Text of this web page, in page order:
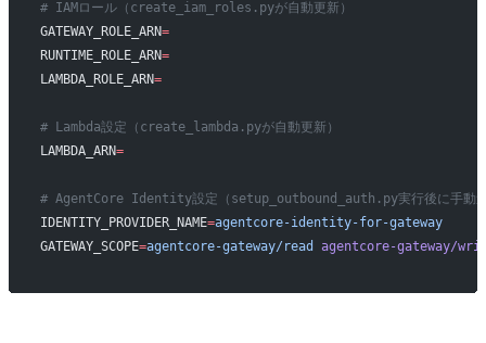
# IAMロール（create_iam_roles.pyが自動更新）
GATEWAY_ROLE_ARN=
RUNTIME_ROLE_ARN=
LAMBDA_ROLE_ARN=
# Lambda設定（create_lambda.pyが自動更新）
LAMBDA_ARN=
# AgentCore Identity設定（setup_outbound_auth.py実行後に手動
IDENTITY_PROVIDER_NAME=agentcore-identity-for-gateway
GATEWAY_SCOPE=agentcore-gateway/read agentcore-gateway/